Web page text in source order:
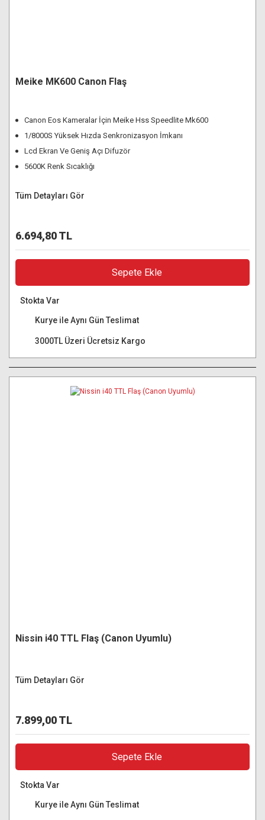
Meike MK600 Canon Flaş
Canon Eos Kameralar İçin Meike Hss Speedlite Mk600
1/8000S Yüksek Hızda Senkronizasyon İmkanı
Lcd Ekran Ve Geniş Açı Difuzör
5600K Renk Sıcaklığı
Tüm Detayları Gör
6.694,80 TL
Sepete Ekle
Stokta Var
Kurye ile Aynı Gün Teslimat
3000TL Üzeri Ücretsiz Kargo
Nissin i40 TTL Flaş (Canon Uyumlu)
Tüm Detayları Gör
7.899,00 TL
Sepete Ekle
Stokta Var
Kurye ile Aynı Gün Teslimat